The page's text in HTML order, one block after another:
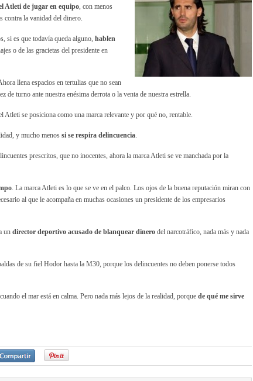
Atleti de jugar en equipo, con menos
contra la vanidad del dinero.
si es que todavía queda alguno, hablen
o de las gracietas del presidente en
llena espacios en tertulias que no sean
de turno ante nuestra enésima derrota o la venta de nuestra estrella.
se posiciona como una marca relevante y por qué no, rentable.
y mucho menos si se respira delincuencia.
prescritos, que no inocentes, ahora la marca Atleti se ve manchada por la
. La marca Atleti es lo que se ve en el palco. Los ojos de la buena reputación miran con
al que le acompaña en muchas ocasiones un presidente de los empresarios
un director deportivo acusado de blanquear dinero del narcotráfico, nada más y nada
de su fiel Hodor hasta la M30, porque los delincuentes no deben ponerse todos
el mar está en calma. Pero nada más lejos de la realidad, porque de qué me sirve